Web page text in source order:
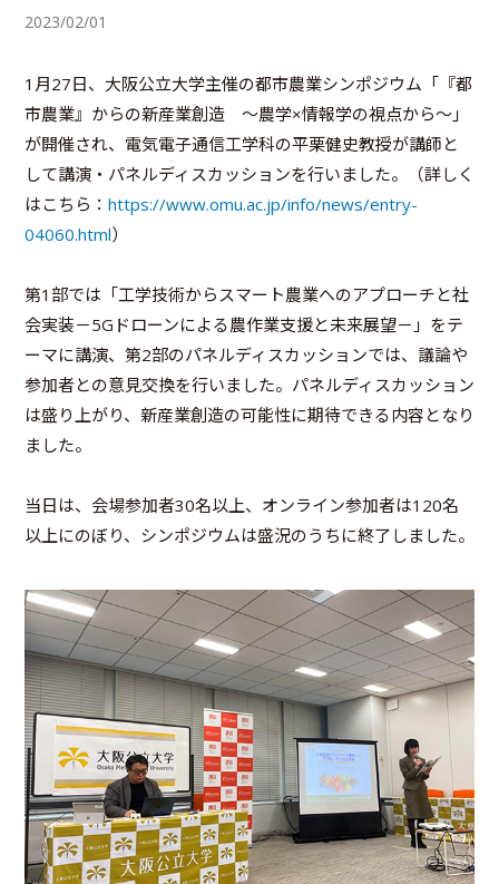
2023/02/01
1月27日、大阪公立大学主催の都市農業シンポジウム「『都
市農業』からの新産業創造 ～農学×情報学の視点から～」
が開催され、電気電子通信工学科の平栗健史教授が講師と
して講演・パネルディスカッションを行いました。（詳しく
はこちら： https://www.omu.ac.jp/info/news/entry-
04060.html）
第1部では「工学技術からスマート農業へのアプローチと社
会実装－5Gドローンによる農作業支援と未来展望－」をテ
ーマに講演、第2部のパネルディスカッションでは、議論や
参加者との意見交換を行いました。パネルディスカッション
は盛り上がり、新産業創造の可能性に期待できる内容となり
ました。
当日は、会場参加者30名以上、オンライン参加者は120名
以上にのぼり、シンポジウムは盛況のうちに終了しました。